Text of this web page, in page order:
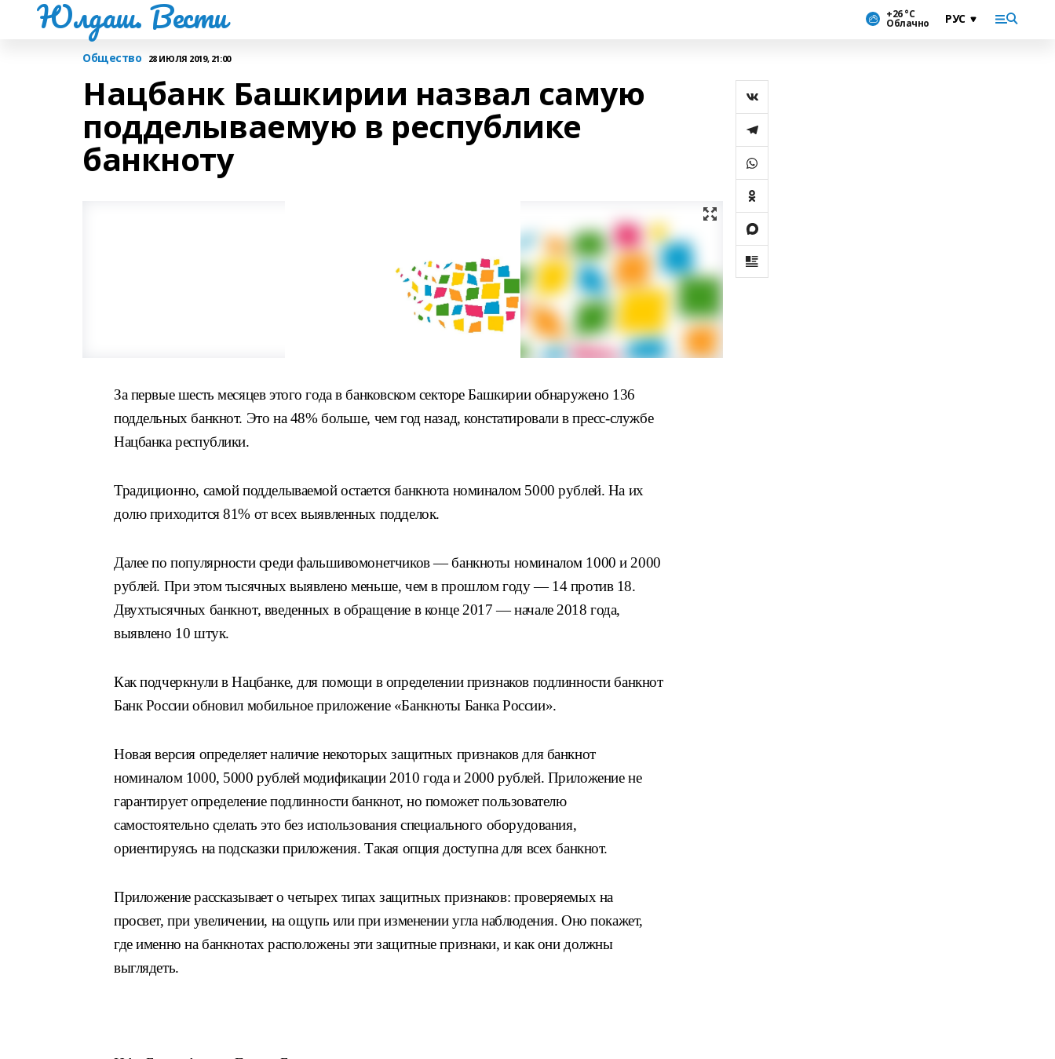
Юлдаш. Вести +26 °С
Облачно
Общество 28 ИЮЛЯ 2019, 21:00
Нацбанк Башкирии назвал самую
подделываемую в республике
банкноту
За первые шесть месяцев этого года в банковском секторе Башкирии обнаружено 136
поддельных банкнот. Это на 48% больше, чем год назад, констатировали в пресс-службе
Нацбанка республики.
Традиционно, самой подделываемой остается банкнота номиналом 5000 рублей. На их
долю приходится 81% от всех выявленных подделок.
Далее по популярности среди фальшивомонетчиков — банкноты номиналом 1000 и 2000
рублей. При этом тысячных выявлено меньше, чем в прошлом году — 14 против 18.
Двухтысячных банкнот, введенных в обращение в конце 2017 — начале 2018 года,
выявлено 10 штук.
Как подчеркнули в Нацбанке, для помощи в определении признаков подлинности банкнот
Банк России обновил мобильное приложение «Банкноты Банка России».
Новая версия определяет наличие некоторых защитных признаков для банкнот
номиналом 1000, 5000 рублей модификации 2010 года и 2000 рублей. Приложение не
гарантирует определение подлинности банкнот, но поможет пользователю
самостоятельно сделать это без использования специального оборудования,
ориентируясь на подсказки приложения. Такая опция доступна для всех банкнот.
Приложение рассказывает о четырех типах защитных признаков: проверяемых на
просвет, при увеличении, на ощупь или при изменении угла наблюдения. Оно покажет,
где именно на банкнотах расположены эти защитные признаки, и как они должны
выглядеть.